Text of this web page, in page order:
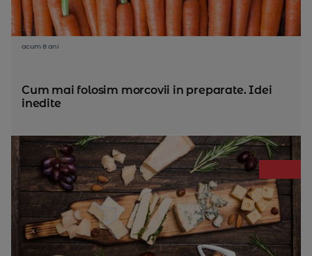
acum 8 ani
Cum mai folosim morcovii in preparate. Idei
inedite